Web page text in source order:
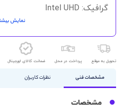
گرافیک: Intel UHD
اندازه صفحه نمایش: 16 اینچ
کیفیت صفحه نمایش: FHD
نمایش
تحویل به موقع پرداخت در محل ضمانت کالای اورجینال
مشخصات فنی نظرات کاربران
مشخصات